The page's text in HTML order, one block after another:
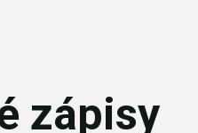
zápisy